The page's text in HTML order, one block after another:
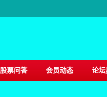
股票问答 会员动态 论坛